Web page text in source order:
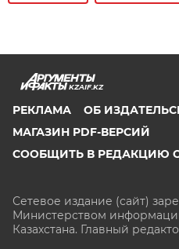
KZAIF.KZ
РЕКЛАМА
ОБ
МАГАЗИН PDF-ВЕРСИЙ
СООБЩИТЬ В РЕДАКЦИЮ
Сетевое издание (сайт)
Министерством
Казахстана. Главный